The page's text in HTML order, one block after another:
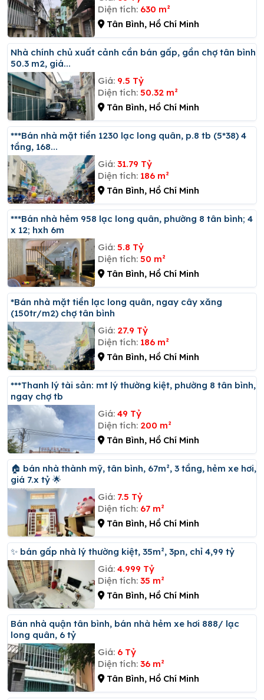
Diện tích: 630 m²
Tân Bình, Hồ Chí Minh
Nhà chính chủ xuất cảnh cần bán gấp, gần chợ tân bình,
50.3 m2, giá...
Giá: 9.5 Tỷ
Diện tích: 50.32 m²
Tân Bình, Hồ Chí Minh
***bán nhà mặt tiền 1230 lạc long quân, p.8 tb (5*38) 4
tầng, 168...
Giá: 31.79 Tỷ
Diện tích: 186 m²
Tân Bình, Hồ Chí Minh
***bán nhà hẻm 958 lạc long quân, phường 8 tân bình; 4
x 12; hxh 6m
Giá: 5.8 Tỷ
Diện tích: 50 m²
Tân Bình, Hồ Chí Minh
*bán nhà mặt tiền lạc long quân, ngay cây xăng
(150tr/m2) chợ tân bình
Giá: 27.9 Tỷ
Diện tích: 186 m²
Tân Bình, Hồ Chí Minh
***thanh lý tài sản: mt lý thường kiệt, phường 8 tân bình,
ngay chợ tb
Giá: 49 Tỷ
Diện tích: 200 m²
Tân Bình, Hồ Chí Minh
🏠 bán nhà thành mỹ, tân bình, 67m², 3 tầng, hẻm xe hơi,
giá 7.x tỷ 🌟
Giá: 7.5 Tỷ
Diện tích: 67 m²
Tân Bình, Hồ Chí Minh
✨ bán gấp nhà lý thường kiệt, 35m², 3pn, chỉ 4,99 tỷ
Giá: 4.999 Tỷ
Diện tích: 35 m²
Tân Bình, Hồ Chí Minh
Bán nhà quận tân bình, bán nhà hẻm xe hơi 888/ lạc
long quân, 6 tỷ
Giá: 6 Tỷ
Diện tích: 36 m²
Tân Bình, Hồ Chí Minh